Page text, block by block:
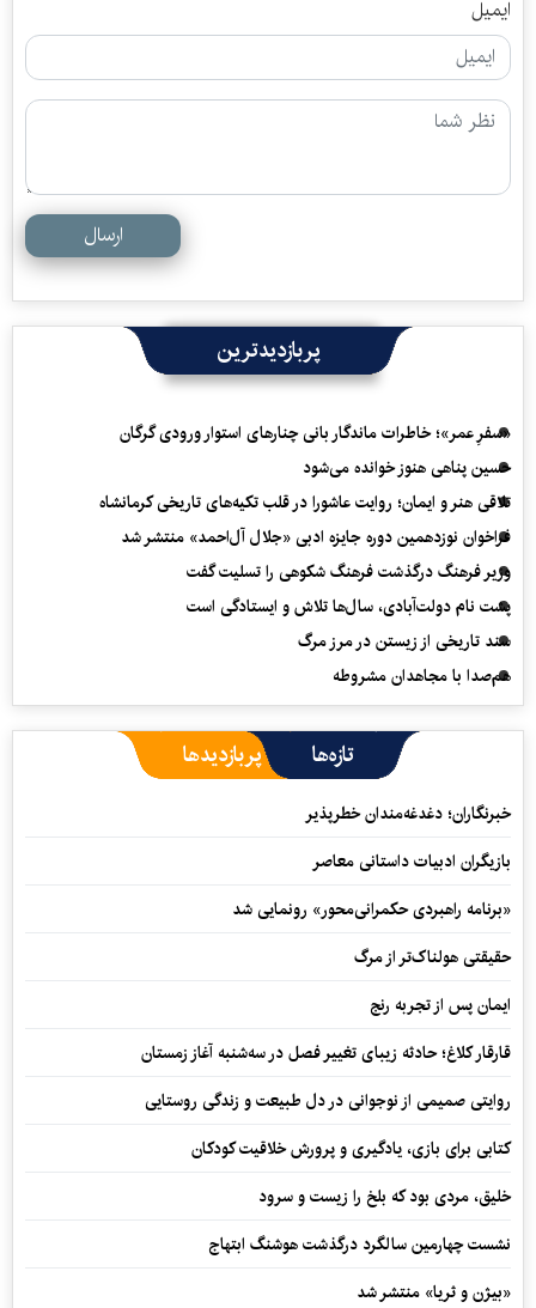
ایمیل
ارسال
پربازدیدترین
«سفرِ عمر»؛ خاطرات ماندگار بانی چنارهای استوار ورودی گرگان
حسین پناهی هنوز خوانده می‌شود
تلاقی هنر و ایمان؛ روایت عاشورا در قلب تکیه‌های تاریخی کرمانشاه
فراخوان نوزدهمین دوره جایزه ادبی «جلال آل‌احمد» منتشر شد
وزیر فرهنگ درگذشت فرهنگ شکوهی را تسلیت گفت
پشت نام دولت‌آبادی، سال‌ها تلاش و ایستادگی است
سند تاریخی از زیستن در مرز مرگ
هم‌صدا با مجاهدان مشروطه
تازه‌ها پربازدیدها
خبرنگاران؛ دغدغه‌مندان خطرپذیر
بازیگران ادبیات داستانی معاصر
«برنامه راهبردی حکمرانی‌محور» رونمایی شد
حقیقتی هولناک‌تر از مرگ
ایمان پس از تجربه رنج
قارقار کلاغ؛ حادثه زیبای تغییر فصل در سه‌شنبه آغاز زمستان
روایتی صمیمی از نوجوانی در دل طبیعت و زندگی روستایی
کتابی برای بازی، یادگیری و پرورش خلاقیت کودکان
خلیق، مردی بود که بلخ را زیست و سرود
نشست چهارمین سالگرد درگذشت هوشنگ ابتهاج
«بیژن و ثریا» منتشر شد